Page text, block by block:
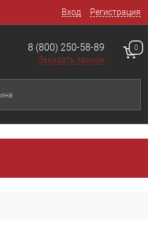
Вход Регистрация
8 (800) 250-58-89
Заказать звонок
0